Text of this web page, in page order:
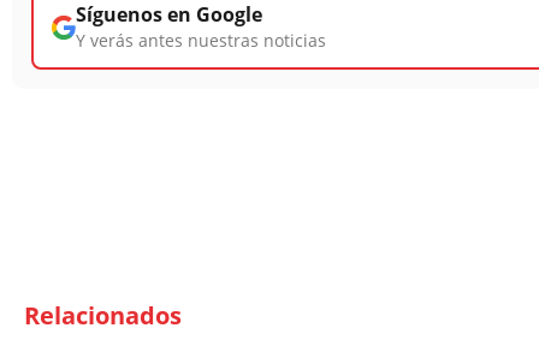
Síguenos en Google
Y verás antes nuestras noticias
Relacionados